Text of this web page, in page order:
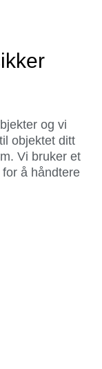
og vi
objektet ditt
Vi bruker et
å håndtere